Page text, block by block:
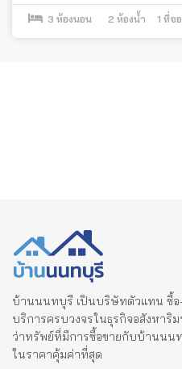
เมืองนนทบุรี
3 ห้องนอน 2 ห้องน้ำ 1 ที่จ
บ้านนนทบุรี เป็นบริษัทตัวแทน ซื้อ
บริการครบวงจรในธุรกิจอสังหา
ว่าทรัพย์ที่มีการซื้อขายกับบ้านน
ในราคาคุ้มค่าที่สุด